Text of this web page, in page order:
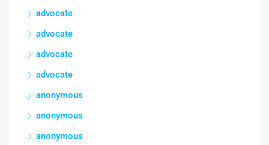
advocate
advocate
advocate
advocate
anonymous
anonymous
anonymous